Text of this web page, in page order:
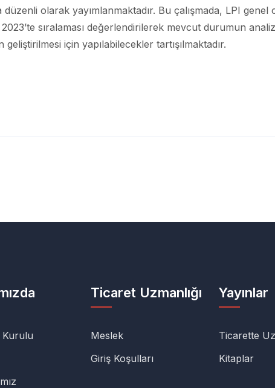
olarak yayımlanmaktadır. Bu çalışmada, LPI
sıralaması değerlendirilerek mevcut durumun
için yapılabilecekler tartışılmaktadır.
Kurulu
Ticaret Uzmanlığı
Meslek
Giriş Koşulları
Yayınlar
Ticarette
Kitaplar